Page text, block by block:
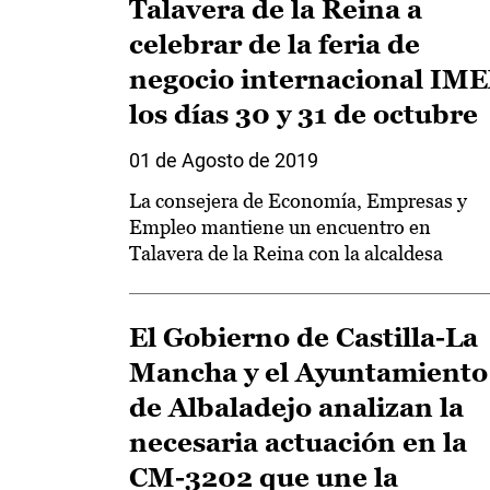
Talavera de la Reina a
celebrar de la feria de
negocio internacional
los días 30 y 31 de octubre
01 de Agosto de 2019
La consejera de Economía, Empresas y
Empleo mantiene un encuentro en
Talavera de la Reina con la alcaldesa
El Gobierno de Castilla-La
Mancha y el Ayuntamiento
de Albaladejo analizan la
necesaria actuación en la
CM-3202 que une la